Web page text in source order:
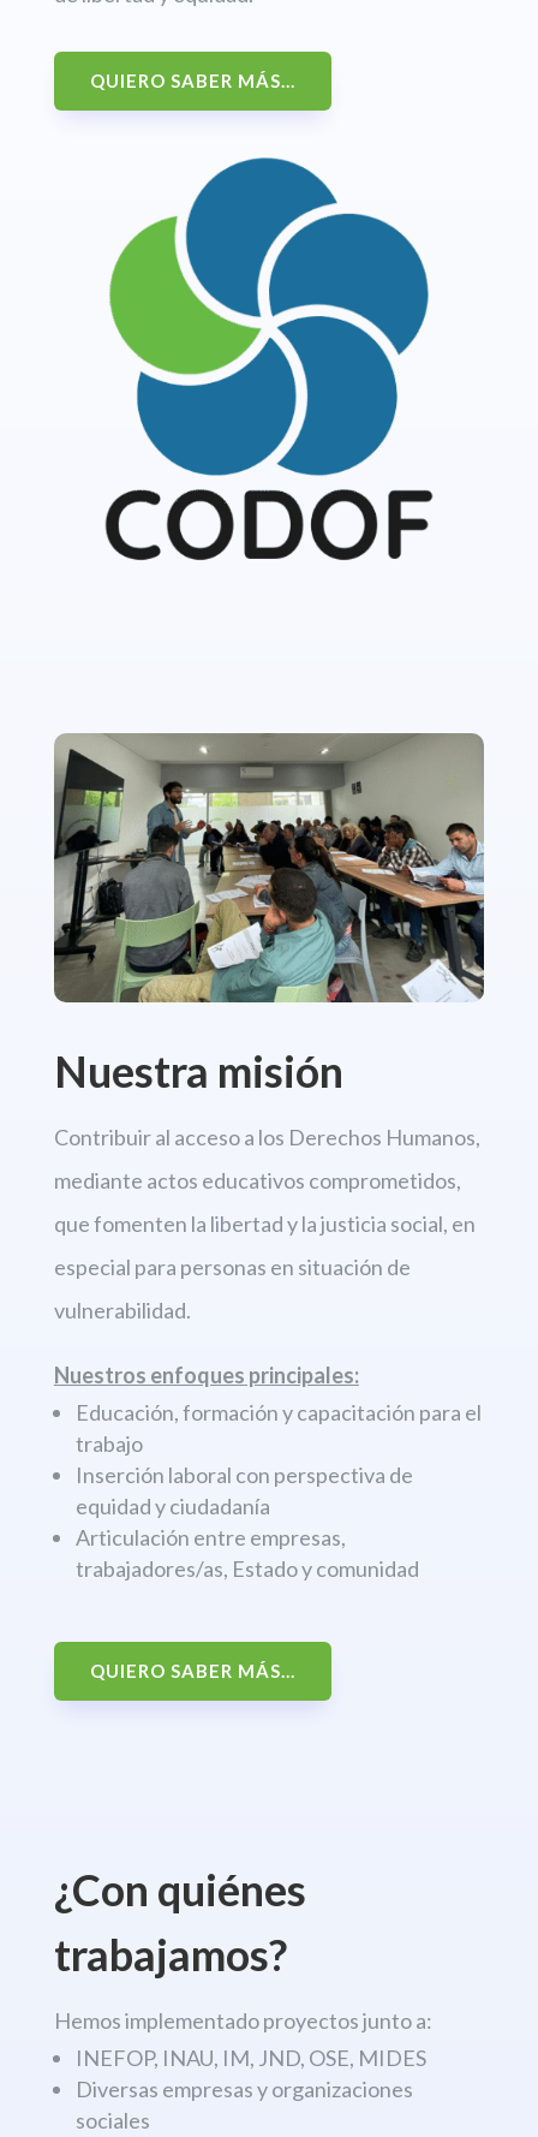
QUIERO SABER MÁS...
Nuestra misión
Contribuir al acceso a los Derechos Humanos,
mediante actos educativos comprometidos,
que fomenten la libertady la justicia social, en
especial para personas en situación de
vulnerabilidad.
Nuestros enfoques principales:
Educación, formación y capacitación para el
trabajo
Inserción laboral con perspectiva de
equidad y ciudadanía
Articulación entre empresas,
trabajadores/as, Estado y comunidad
QUIERO SABER MÁS...
¿Con quiénes
trabajamos?
Hemos implementado proyectos junto a:
INEFOP, INAU, IM, JND, OSE, MIDES
Diversas empresas y organizaciones
sociales